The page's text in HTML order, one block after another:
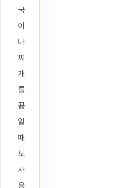
국
이
나
찌
개
를
끓
일
때
도
사
용